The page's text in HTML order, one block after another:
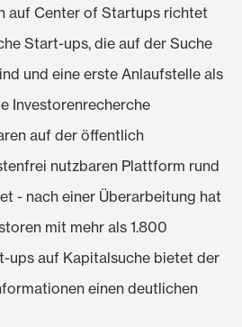
auf Center of Startups richtet
Start-ups, die auf der Suche
und eine erste Anlaufstelle als
Investorenrecherche
auf der öffentlich
nutzbaren Plattform rund
- nach einer Überarbeitung hat
mit mehr als 1.800
ups auf Kapitalsuche bietet der
einen deutlichen